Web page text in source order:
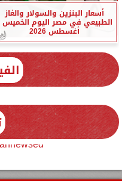
أسعار البنزين والسولار والغاز
أغسطس 2026